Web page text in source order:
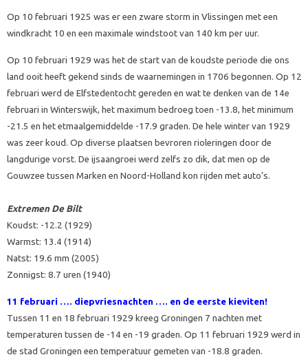
Op 10 februari 1925 was er een zware storm in Vlissingen met een
windkracht 10 en een maximale windstoot van 140 km per uur.
Op 10 februari 1929 was het de start van de koudste periode die ons
land ooit heeft gekend sinds de waarnemingen in 1706 begonnen. Op 12
februari werd de Elfstedentocht gereden en wat te denken van de 14e
februari in Winterswijk, het maximum bedroeg toen -13.8, het minimum
-21.5 en het etmaalgemiddelde -17.9 graden. De hele winter van 1929
was zeer koud. Op diverse plaatsen bevroren rioleringen door de
langdurige vorst. De ijsaangroei werd zelfs zo dik, dat men op de
Gouwzee tussen Marken en Noord-Holland kon rijden met auto’s.
Extremen De Bilt
Koudst: -12.2 (1929)
Warmst: 13.4 (1914)
Natst: 19.6 mm (2005)
Zonnigst: 8.7 uren (1940)
11 februari …. diepvriesnachten …. en de eerste kieviten!
Tussen 11 en 18 februari 1929 kreeg Groningen 7 nachten met
temperaturen tussen de -14 en -19 graden. Op 11 februari 1929 werd in
de stad Groningen een temperatuur gemeten van -18.8 graden.